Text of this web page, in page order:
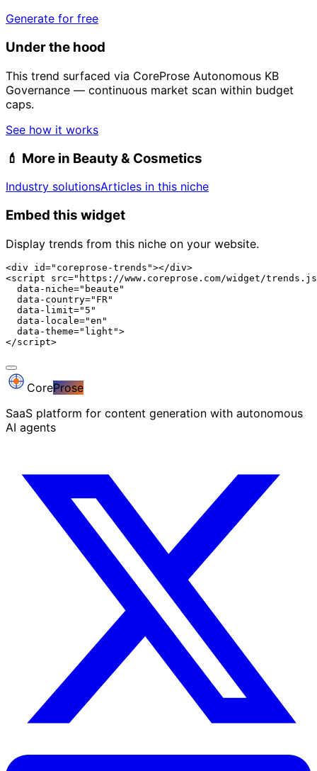
Generate for free
Under the hood
This trend surfaced via CoreProse Autonomous KB
Governance — continuous market scan within budget
caps.
See how it works
💄 More in Beauty & Cosmetics
Industry solutionsArticles in this niche
Embed this widget
Display trends from this niche on your website.
<div id="coreprose-trends"></div>
<script src="https://www.coreprose.com/widget/
  data-niche="beaute"
  data-country="FR"
  data-limit="5"
  data-locale="en"
  data-theme="light">
</script>
CoreProse
SaaS platform for content generation with autonomous
AI agents